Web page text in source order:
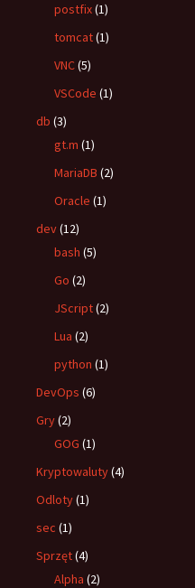
postfix(1)
tomcat(1)
VNC(5)
VSCode (1)
db (3)
gt.m (1)
MariaDB (2)
Oracle (1)
dev(12)
bash (5)
Go (2)
JScript(2)
Lua (2)
python (1)
DevOps (6)
Gry(2)
GOG (1)
Kryptowaluty(4)
Odloty(1)
sec (1)
Sprzęt(4)
Alpha (2)